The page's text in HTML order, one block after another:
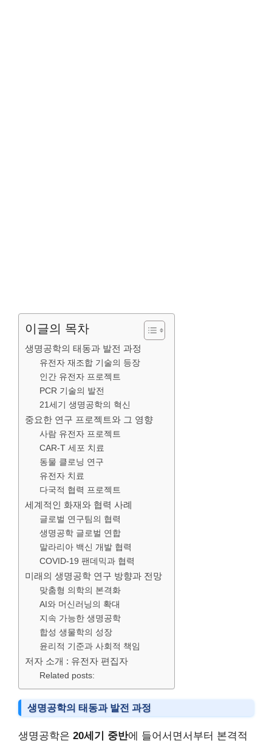
이글의 목차
생명공학의 태동과 발전 과정
유전자 재조합 기술의 등장
인간 유전자 프로젝트
PCR 기술의 발전
21세기 생명공학의 혁신
중요한 연구 프로젝트와 그 영향
사람 유전자 프로젝트
CAR-T 세포 치료
동물 클로닝 연구
유전자 치료
다국적 협력 프로젝트
세계적인 화재와 협력 사례
글로벌 연구팀의 협력
생명공학 글로벌 연합
말라리아 백신 개발 협력
COVID-19 팬데믹과 협력
미래의 생명공학 연구 방향과 전망
맞춤형 의학의 본격화
AI와 머신러닝의 확대
지속 가능한 생명공학
합성 생물학의 성장
윤리적 기준과 사회적 책임
저자 소개 : 유전자 편집자
Related posts:
생명공학의 태동과 발전 과정
생명공학은 20세기 중반에 들어서면서부터 본격적